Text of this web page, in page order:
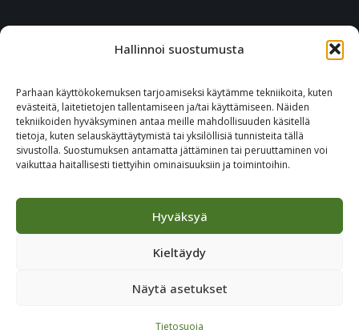
Hallinnoi suostumusta
Parhaan käyttökokemuksen tarjoamiseksi käytämme tekniikoita, kuten
evästeitä, laitetietojen tallentamiseen ja/tai käyttämiseen. Näiden
tekniikoiden hyväksyminen antaa meille mahdollisuuden käsitellä
tietoja, kuten selauskäyttäytymistä tai yksilöllisiä tunnisteita tällä
sivustolla. Suostumuksen antamatta jättäminen tai peruuttaminen voi
vaikuttaa haitallisesti tiettyihin ominaisuuksiin ja toimintoihin.
Hyväksyä
Kieltäydy
Näytä asetukset
Tietosuoja
CITYMARK SUOMI
02330 Espoo
+46 651 760 400
Tilaa Citymark-uutiskirje
JULKAISIJA